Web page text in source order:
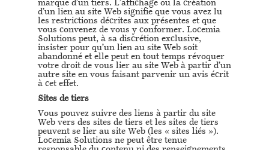
marque d’un tiers. L’affichage ou la création
d’un lien au site Web signifie que vous avez lu
les restrictions décrites aux présentes et que
vous convenez de vous y conformer. Locemia
Solutions peut, à sa discrétion exclusive,
insister pour qu’un lien au site Web soit
abandonné et elle peut en tout temps révoquer
votre droit de vous lier au site Web à partir d’un
autre site en vous faisant parvenir un avis écrit
à cet effet.
Sites de tiers
Vous pouvez suivre des liens à partir du site
Web vers des sites de tiers et les sites de tiers
peuvent se lier au site Web (les « sites liés »).
Locemia Solutions ne peut être tenue